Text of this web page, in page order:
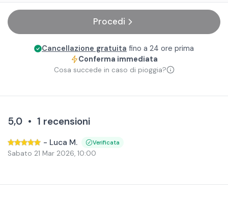
Procedi
Cancellazione gratuita fino a 24 ore prima
Conferma immediata
Cosa succede in caso di pioggia?
5,0 • 1 recensioni
- Luca M. Verificata
Sabato 21 Mar 2026, 10:00